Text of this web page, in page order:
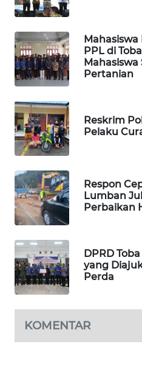
PPL di
Pertanian
Reskrim
Pelaku
Respon
Lumban
Perbaikan
DPRD
yang
Perda
KOMENTAR
KONSUMEN
FORWAMKI
ALPERKLINAS
FORJASIDA
NEWS
SITUNGIR
NEWS
SIDIKALANG
NEWS
METRO